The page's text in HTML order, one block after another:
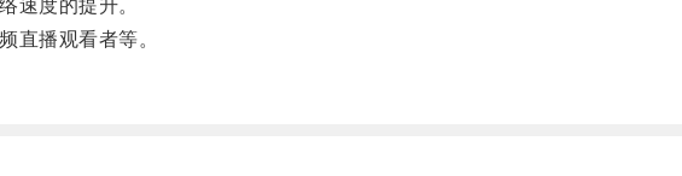
速度的提升。
播观看者等。